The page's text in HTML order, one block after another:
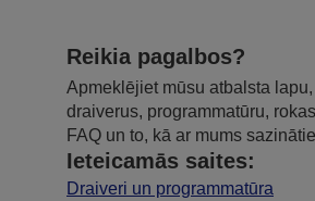
Reikia pagalbos?
Apmeklējiet mūsu atbalsta
draiverus, programmatūru,
FAQ un to, kā ar mums
Ieteicamās saites:
Draiveri un programmatūra